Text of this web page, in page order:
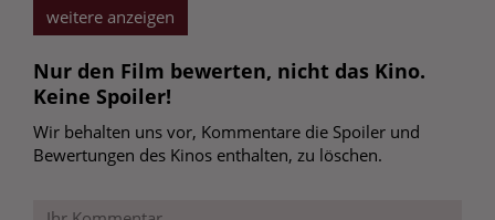
weitere anzeigen
Nur den Film bewerten, nicht das Kino.
Keine Spoiler!
Wir behalten uns vor, Kommentare die Spoiler und
Bewertungen des Kinos enthalten, zu löschen.